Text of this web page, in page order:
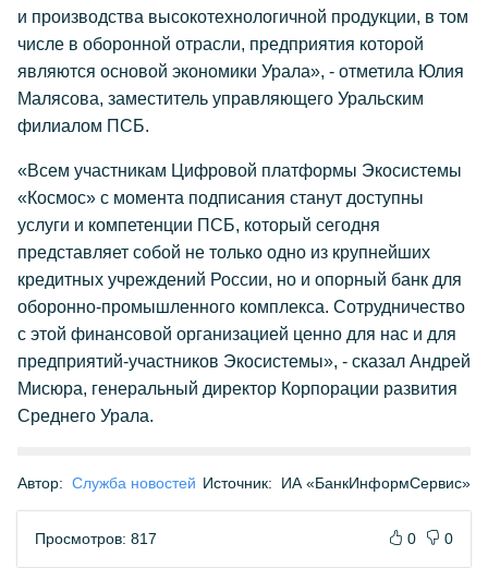
и производства высокотехнологичной продукции, в том
числе в оборонной отрасли, предприятия которой
являются основой экономики Урала», - отметила Юлия
Малясова, заместитель управляющего Уральским
филиалом ПСБ.
«Всем участникам Цифровой платформы Экосистемы
«Космос» с момента подписания станут доступны
услуги и компетенции ПСБ, который сегодня
представляет собой не только одно из крупнейших
кредитных учреждений России, но и опорный банк для
оборонно-промышленного комплекса. Сотрудничество
с этой финансовой организацией ценно для нас и для
предприятий-участников Экосистемы», - сказал Андрей
Мисюра, генеральный директор Корпорации развития
Среднего Урала.
Автор: Служба новостей Источник: ИА «БанкИнформСервис»
Просмотров: 817 0 0